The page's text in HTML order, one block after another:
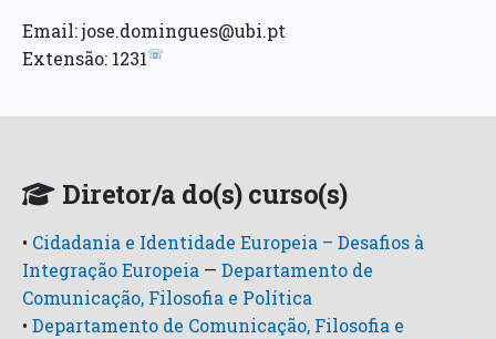
Email: jose.domingues@ubi.pt
Extensão: 1231☏
Diretor/a do(s) curso(s)
• Cidadania e Identidade Europeia – Desafios à
Integração Europeia —Departamento de
Comunicação, Filosofia e Política
•Departamento de Comunicação, Filosofia e